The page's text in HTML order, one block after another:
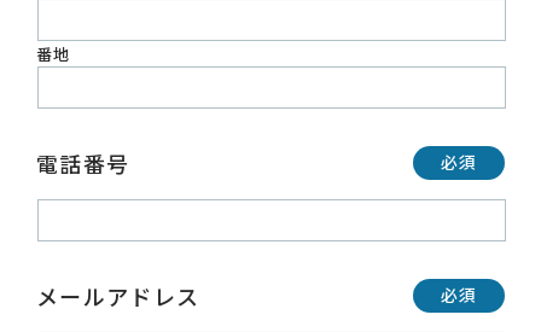
番地
電話番号 必須
メールアドレス 必須